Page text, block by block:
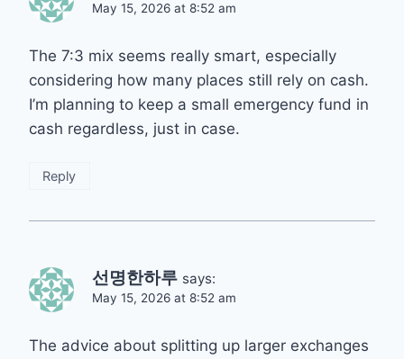
May 15, 2026 at 8:52 am
The 7:3 mix seems really smart, especially
considering how many places still rely on cash.
I’m planning to keep a small emergency fund in
cash regardless, just in case.
Reply
선명한하루 says:
May 15, 2026 at 8:52 am
The advice about splitting up larger exchanges